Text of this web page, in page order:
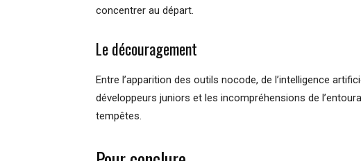
concentrer au départ.
Le découragement
Entre l’apparition des outils nocode, de l’intelligence
développeurs juniors et les incompréhensions de
tempêtes.